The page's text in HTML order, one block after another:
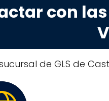
con las
de GLS de